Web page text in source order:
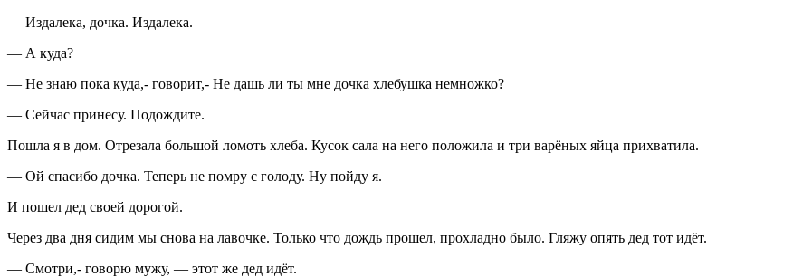
— Издалека, дочка. Издалека.
— А куда?
— Не знаю пока куда,- говорит,- Не дашь ли ты мне дочка хлебушка немножко?
— Сейчас принесу. Подождите.
Пошла я в дом. Отрезала большой ломоть хлеба. Кусок сала на него положила и три варёных яйца прихватила.
— Ой спасибо дочка. Теперь не помру с голоду. Ну пойду я.
И пошел дед своей дорогой.
Через два дня сидим мы снова на лавочке. Только что дождь прошел, прохладно было. Гляжу опять дед тот идёт.
— Смотри,- говорю мужу, — этот же дед идёт.